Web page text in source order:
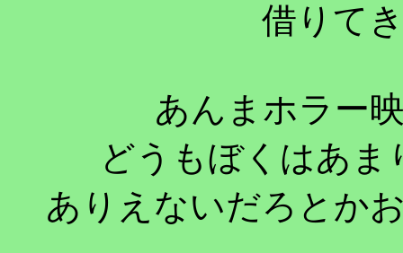
借りて
あんまホラー
どうもぼくはあ
ありえないだろとか